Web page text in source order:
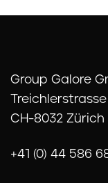
Group Galore
CH-8032 Zürich
+41 (0) 44 586